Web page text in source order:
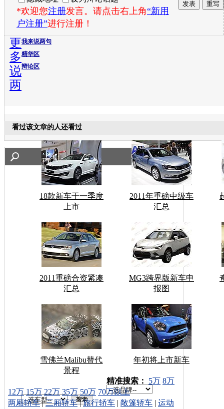
*欢迎您注册发言。请点击右上角“新用
户注册”进行注册！
我来说两句
精华区
辩论区
更
多
说
两
看过该文章的人还看过
18款新车于一季度
上市
2011年重磅中级车
汇总
2011重磅合资紧凑
汇总
MG3跨界版新车申
报图
雪佛兰Malibu替代
景程
年初将上市新车
车型搜索：
精准搜索： 5万 8万
12万 15万 22万 35万 50万 70万以上
两厢轿车|三厢轿车|旅行轿车 | 敞篷轿车 | 运动